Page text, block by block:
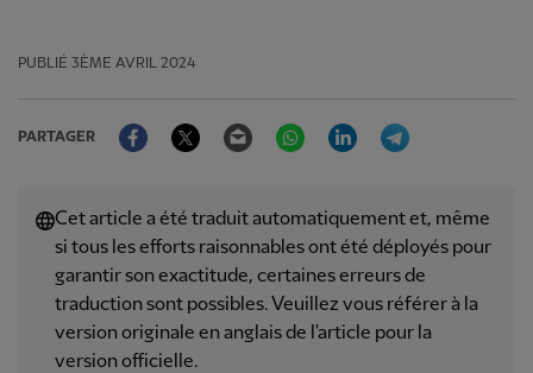
PUBLIÉ 3ÈME AVRIL 2024
PARTAGER
FacebookTwitter Email WhatsAppLinkedIn
Cet article a été traduit automatiquement et, même
si tous les efforts raisonnables ont été déployés pour
garantir son exactitude, certaines erreurs de
traduction sont possibles. Veuillez vous référer à la
version originale en anglais de l'article pour la
version officielle.